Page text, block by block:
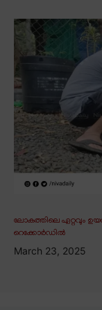
ലോകത്തിലെ ഏറ്റവും
റെക്കോർഡിൽ
March 23, 2025